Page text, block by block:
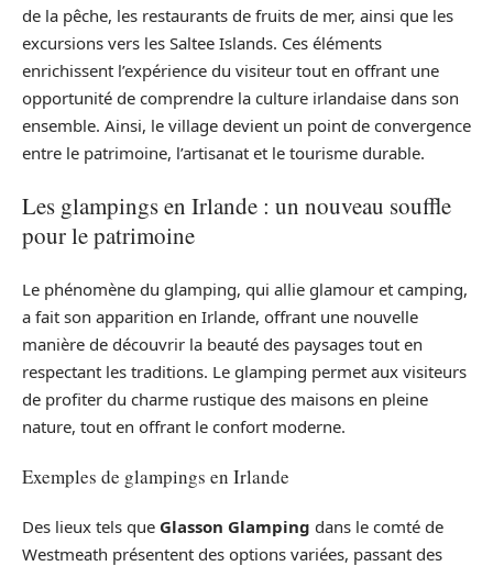
de la pêche, les restaurants de fruits de mer, ainsi que les
excursions vers les Saltee Islands. Ces éléments
enrichissent l’expérience du visiteur tout en offrant une
opportunité de comprendre la culture irlandaise dans son
ensemble. Ainsi, le village devient un point de convergence
entre le patrimoine, l’artisanat et le tourisme durable.
Les glampings en Irlande : un nouveau souffle
pour le patrimoine
Le phénomène du glamping, qui allie glamour et camping,
a fait son apparition en Irlande, offrant une nouvelle
manière de découvrir la beauté des paysages tout en
respectant les traditions. Le glamping permet aux visiteurs
de profiter du charme rustique des maisons en pleine
nature, tout en offrant le confort moderne.
Exemples de glampings en Irlande
Des lieux tels que Glasson Glamping dans le comté de
Westmeath présentent des options variées, passant des